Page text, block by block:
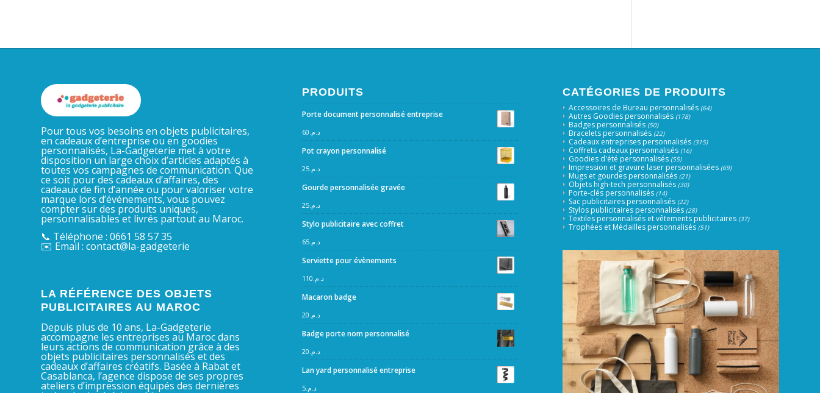
Pour tous vos besoins en objets publicitaires,
en cadeaux d’entreprise ou en goodies
personnalisés, La-Gadgeterie met à votre
disposition un large choix d’articles adaptés à
toutes vos campagnes de communication. Que
ce soit pour des cadeaux d’affaires, des
cadeaux de fin d’année ou pour valoriser votre
marque lors d’événements, vous pouvez
compter sur des produits uniques,
personnalisables et livrés partout au Maroc.
📞 Téléphone : 0661 58 57 35
✉️ Email : contact@la-gadgeterie
LA RÉFÉRENCE DES OBJETS
PUBLICITAIRES AU MAROC
Depuis plus de 10 ans, La-Gadgeterie
accompagne les entreprises au Maroc dans
leurs actions de communication grâce à des
objets publicitaires personnalisés et des
cadeaux d’affaires créatifs. Basée à Rabat et
Casablanca, l’agence dispose de ses propres
ateliers d’impression équipés des dernières
PRODUITS
Porte document personnalisé entreprise
د.م. 60
Pot crayon personnalisé
د.م.25
Gourde personnalisée gravée
د.م.25
Stylo publicitaire avec coffret
د.م.65
Serviette pour évènements
د.م. 110
Macaron badge
د.م. 20
Badge porte nom personnalisé
د.م. 20
Lan yard personnalisé entreprise
د.م.5
CATÉGORIES DE PRODUITS
Accessoires de Bureau personnalisés (64)
Autres Goodies personnalisés (178)
Badges personnalisés (50)
Bracelets personnalisés (22)
Cadeaux entreprises personnalisés (315)
Coffrets cadeaux personnalisés (16)
Goodies d'été personnalisés (55)
Impression et gravure laser personnalisées (69)
Mugs et gourdes personnalisés (21)
Objets high-tech personnalisés (30)
Porte-clés personnalisés (14)
Sac publicitaires personnalisés (22)
Stylos publicitaires personnalisés (28)
Textiles personnalisés et vêtements publicitaires (37)
Trophées et Médailles personnalisés (51)